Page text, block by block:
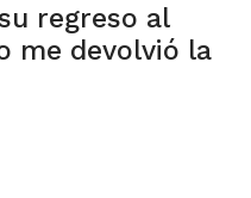
regreso al
me devolvió la